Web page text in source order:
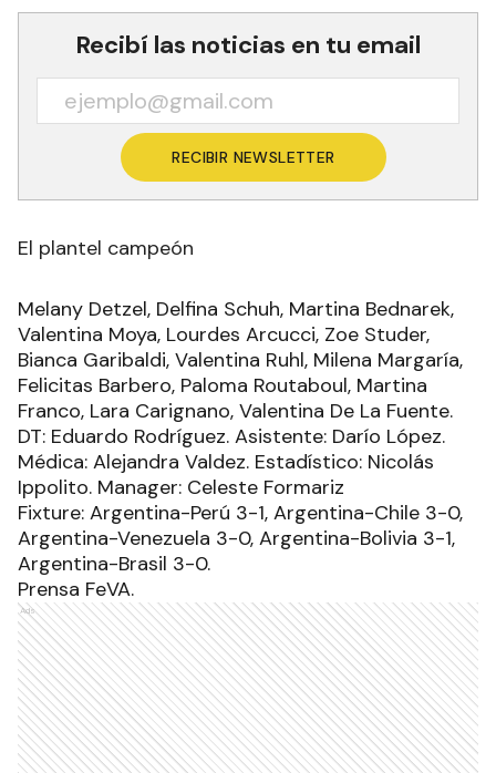
Recibí las noticias en tu email
RECIBIR NEWSLETTER
El plantel campeón
Melany Detzel, Delfina Schuh, Martina Bednarek,
Valentina Moya, Lourdes Arcucci, Zoe Studer,
Bianca Garibaldi, Valentina Ruhl, Milena Margaría,
Felicitas Barbero, Paloma Routaboul, Martina
Franco, Lara Carignano, Valentina De La Fuente.
DT: Eduardo Rodríguez. Asistente: Darío López.
Médica: Alejandra Valdez. Estadístico: Nicolás
Ippolito. Manager: Celeste Formariz
Fixture: Argentina-Perú 3-1, Argentina-Chile 3-0,
Argentina-Venezuela 3-0, Argentina-Bolivia 3-1,
Argentina-Brasil 3-0.
Prensa FeVA.
Ads